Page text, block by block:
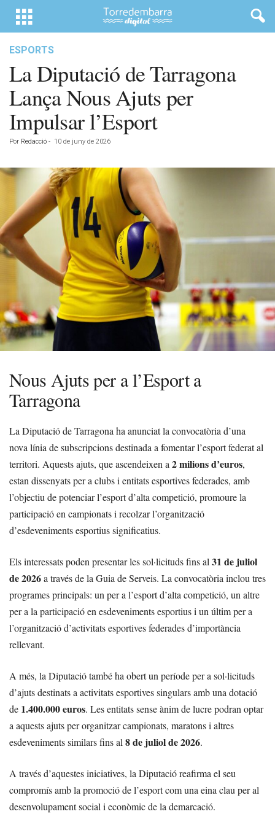
ESPORTS
La Diputació de Tarragona
Lança Nous Ajuts per
Impulsar l’Esport
Por Redacció - 10 de juny de 2026
Nous Ajuts per a l’Esport a
Tarragona
La Diputació de Tarragona ha anunciat la convocatòria d’una
nova línia de subscripcions destinada a fomentar l’esport federat al
territori. Aquests ajuts, que ascendeixen a 2 milions d’euros,
estan dissenyats per a clubs i entitats esportives federades, amb
l’objectiu de potenciar l’esport d’alta competició, promoure la
participació en campionats i recolzar l’organització
d’esdeveniments esportius significatius.
Els interessats poden presentar les sol·licituds fins al 31 de juliol
de 2026a través de la Guia de Serveis. La convocatòria inclou tres
programes principals: un per a l’esport d’alta competició, un altre
per a la participació en esdeveniments esportius i un últim per a
l’organització d’activitats esportives federades d’importància
rellevant.
A més, la Diputació també ha obert un període per a sol·licituds
d’ajuts destinats a activitats esportives singulars amb una dotació
de 1.400.000 euros. Les entitats sense ànim de lucre podran optar
a aquests ajuts per organitzar campionats, maratons i altres
esdeveniments similars fins al 8 de juliol de 2026.
A través d’aquestes iniciatives, la Diputació reafirma el seu
compromís amb la promoció de l’esport com una eina clau per al
desenvolupament social i econòmic de la demarcació.